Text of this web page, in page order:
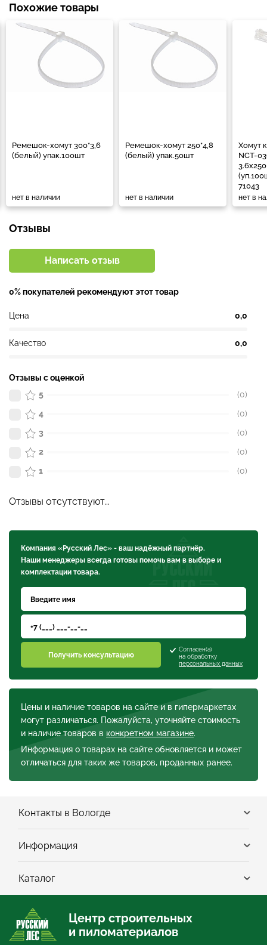
Похожие товары
Ремешок-хомут 300*3,6
(белый) упак.100шт
нет в наличии
Ремешок-хомут 250*4,8
(белый) упак.50шт
нет в наличии
Хомут
NCT-
71043
нет в
Отзывы
Написать отзыв
0% покупателей рекомендуют этот товар
Цена 0,0
Качество 0,0
Отзывы с оценкой
5
(0)
4
(0)
3
(0)
2
(0)
1
(0)
Отзывы отсутствуют...
Цены и наличие товаров на сайте и в гипермаркетах
могут различаться. Пожалуйста, уточняйте стоимость
и наличие товаров в конкретном магазине.
Информация о товарах на сайте обновляется и может
отличаться для таких же товаров, проданных ранее.
Компания «Русский Лес» - ваш надёжный партнёр.
Наши менеджеры всегда готовы помочь вам в выборе и
комплектации товара.
Получить консультацию
Согласен(а)
на обработку
персональных данных
Контакты в Вологде
Информация
Каталог
Центр строительных
и пиломатериалов